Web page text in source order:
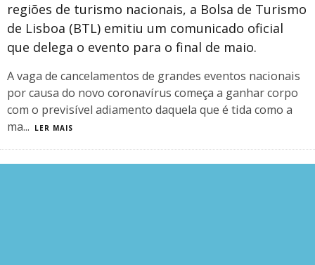
regiões de turismo nacionais, a Bolsa de Turismo
de Lisboa (BTL) emitiu um comunicado oficial
que delega o evento para o final de maio.
A vaga de cancelamentos de grandes eventos nacionais
por causa do novo coronavírus começa a ganhar corpo
com o previsível adiamento daquela que é tida como a
ma... LER MAIS